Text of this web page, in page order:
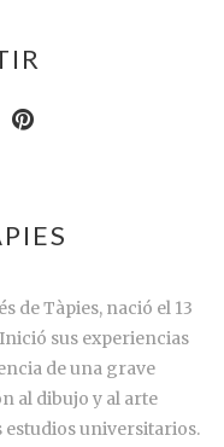
de Tàpies, nació el 13
sus experiencias
de una grave
al dibujo y al arte
estudios universitarios.